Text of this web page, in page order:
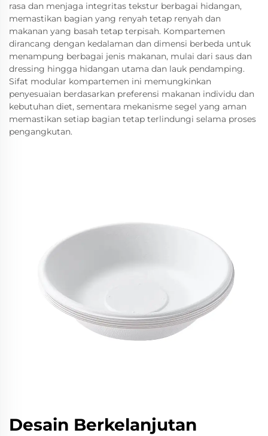
rasa dan menjaga integritas tekstur berbagai hidangan,
memastikan bagian yang renyah tetap renyah dan
makanan yang basah tetap terpisah. Kompartemen
dirancang dengan kedalaman dan dimensi berbeda untuk
menampung berbagai jenis makanan, mulai dari saus dan
dressing hingga hidangan utama dan lauk pendamping.
Sifat modular kompartemen ini memungkinkan
penyesuaian berdasarkan preferensi makanan individu dan
kebutuhan diet, sementara mekanisme segel yang aman
memastikan setiap bagian tetap terlindungi selama proses
pengangkutan.
Desain Berkelanjutan